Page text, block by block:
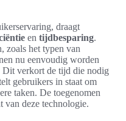
draagt
en tijdbesparing.
zoals het typen van
nu eenvoudig worden
Dit verkort de tijd die nodig
gebruikers in staat om
taken. De toegenomen
van deze technologie.